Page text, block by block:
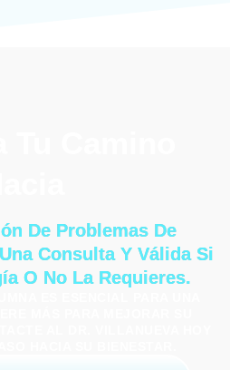
De Problemas De
Consulta Y Válida Si
O No La Requieres.